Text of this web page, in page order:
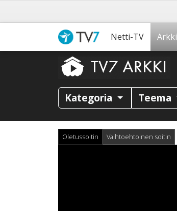
Netti-TV Arkki
Kategoria Teema
Oletussoitin Vaihtoehtoinen soitin